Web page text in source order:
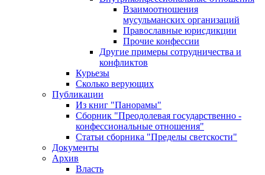
Взаимоотношения
мусульманских организаций
Православные юрисдикции
Прочие конфессии
Другие примеры сотрудничества и
конфликтов
Курьезы
Сколько верующих
Публикации
Из книг "Панорамы"
Сборник "Преодолевая государственно -
конфессиональные отношения"
Статьи сборника "Пределы светскости"
Документы
Архив
Власть